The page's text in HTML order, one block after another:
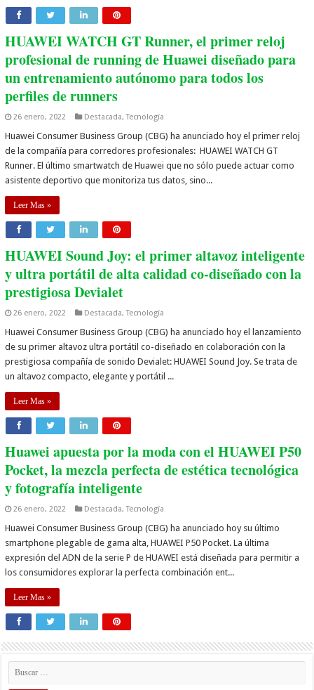
HUAWEI WATCH GT Runner, el primer reloj
profesional de running de Huawei diseñado para
un entrenamiento autónomo para todos los
perfiles de runners
26 enero, 2022 Destacada,Tecnología
Huawei Consumer Business Group (CBG) ha anunciado hoy el primer reloj
de la compañía para corredores profesionales: HUAWEI WATCH GT
Runner. El último smartwatch de Huawei que no sólo puede actuar como
asistente deportivo que monitoriza tus datos, sino...
Leer Mas »
HUAWEI Sound Joy: el primer altavoz inteligente
y ultra portátil de alta calidad co-diseñado con la
prestigiosa Devialet
26 enero, 2022 Destacada,Tecnología
Huawei Consumer Business Group (CBG) ha anunciado hoy el lanzamiento
de su primer altavoz ultra portátil co-diseñado en colaboración con la
prestigiosa compañía de sonido Devialet: HUAWEI Sound Joy. Se trata de
un altavoz compacto, elegante y portátil ...
Leer Mas »
Huawei apuesta por la moda con el HUAWEI P50
Pocket, la mezcla perfecta de estética tecnológica
y fotografía inteligente
26 enero, 2022 Destacada,Tecnología
Huawei Consumer Business Group (CBG) ha anunciado hoy su último
smartphone plegable de gama alta, HUAWEI P50 Pocket. La última
expresión del ADN de la serie P de HUAWEI está diseñada para permitir a
los consumidores explorar la perfecta combinación ent...
Leer Mas »